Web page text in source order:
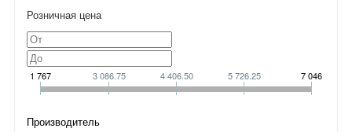
Розничная цена
1 767 3 086.75 4 406.50 5 726.25 7 046
Производитель